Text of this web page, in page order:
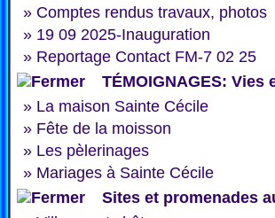
» Comptes rendus travaux, photos
» 19 09 2025-Inauguration
» Reportage Contact FM-7 02 25
TÉMOIGNAGES: Vies
» La maison Sainte Cécile
» Fête de la moisson
» Les pèlerinages
» Mariages à Sainte Cécile
Sites et promenades